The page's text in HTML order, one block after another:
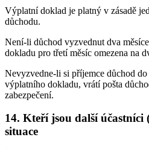
Výplatní doklad je platný v zásadě
důchodu.
Není-li důchod vyzvednut dva
dokladu pro třetí měsíc omezena na
Nevyzvedne-li si příjemce důchod
výplatního dokladu, vrátí pošta
zabezpečení.
14. Kteří jsou další účastníci
situace